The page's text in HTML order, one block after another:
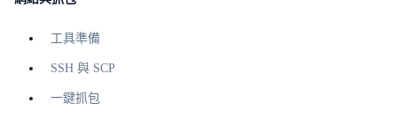
工具準備
SSH 與 SCP
一鍵抓包